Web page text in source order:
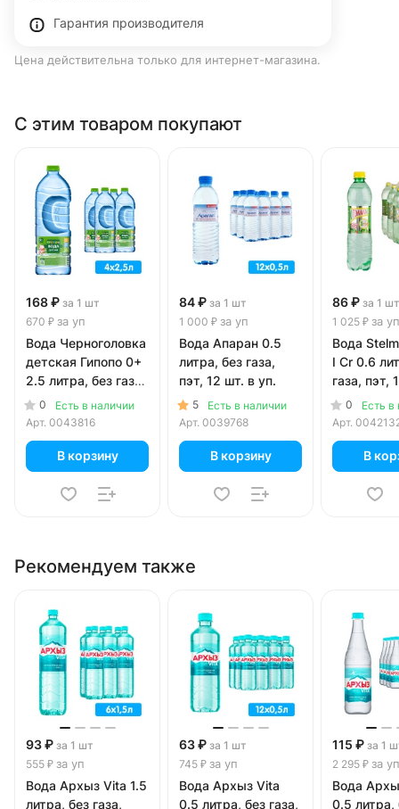
Гарантия производителя
Цена действительна только для интернет-магазина.
С этим товаром покупают
168 ₽ за 1 шт
670 ₽ за уп
Вода Черноголовка
детская Гипопо 0+
2.5 литра, без газа,
пэт, 4 шт. в уп.
0
Есть в наличии
Арт. 0043816
В корзину
84 ₽ за 1 шт
1 000 ₽ за уп
Вода Апаран 0.5
литра, без газа,
пэт, 12 шт. в уп.
5
Есть в наличии
Арт. 0039768
В корзину
86 ₽ за 1 шт
1 025 ₽ за уп
Вода
I Cr 0.6
газа, пэт,
уп.0
Есть в
Арт.
В
Рекомендуем также
93 ₽ за 1 шт
555 ₽ за уп
Вода Архыз Vita 1.5
литра, без газа,
63 ₽ за 1 шт
745 ₽ за уп
Вода Архыз Vita
0.5 литра, без газа,
115 ₽ за 1
2 295 ₽ за уп
Вода
0.5 литра,